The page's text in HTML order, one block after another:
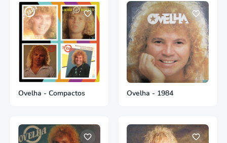
Ovelha - Compactos Ovelha - 1984